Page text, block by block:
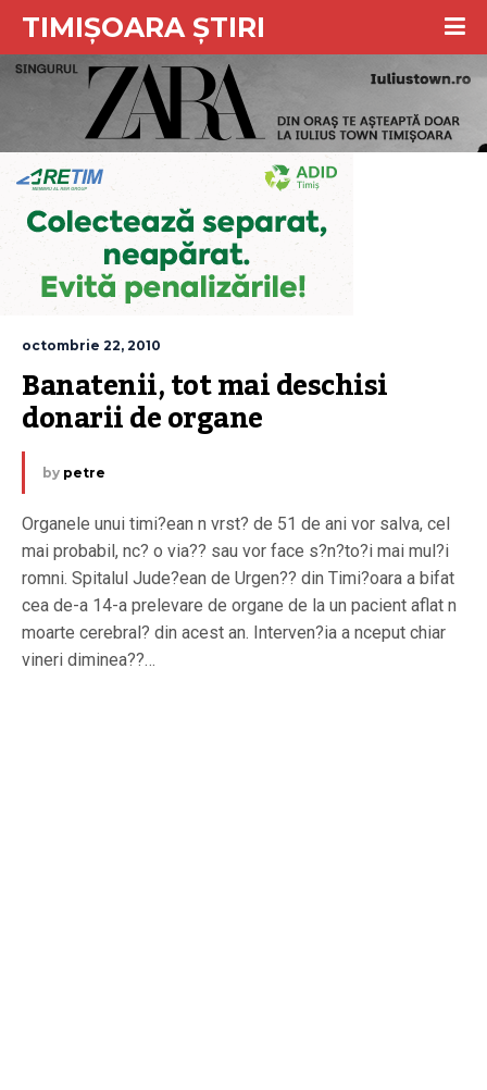
TIMIȘOARA ȘTIRI
octombrie 22, 2010
Banatenii, tot mai deschisi
donarii de organe
by petre
Organele unui timi?ean n vrst? de 51 de ani vor salva, cel
mai probabil, nc? o via?? sau vor face s?n?to?i mai mul?i
romni. Spitalul Jude?ean de Urgen?? din Timi?oara a bifat
cea de-a 14-a prelevare de organe de la un pacient aflat n
moarte cerebral? din acest an. Interven?ia a nceput chiar
vineri diminea??…